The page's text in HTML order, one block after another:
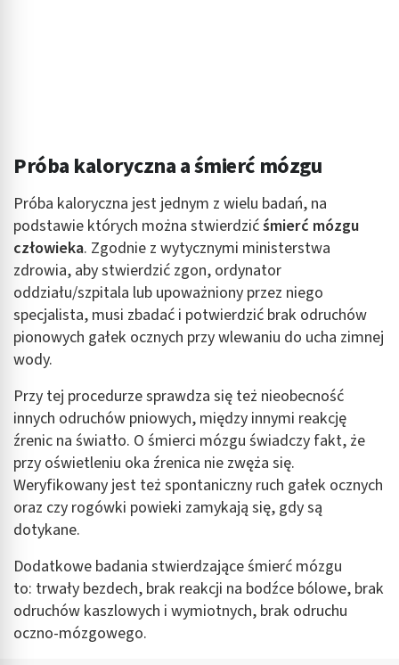
Próba kaloryczna a śmierć mózgu
Próba kaloryczna jest jednym z wielu badań, na
podstawie których można stwierdzićśmierć mózgu
człowieka. Zgodnie z wytycznymi ministerstwa
zdrowia, aby stwierdzić zgon, ordynator
oddziału/szpitala lub upoważniony przez niego
specjalista, musi zbadać i potwierdzić brak odruchów
pionowych gałek ocznych przy wlewaniu do ucha zimnej
wody.
Przy tej procedurze sprawdza się też nieobecność
innych odruchów pniowych, między innymi reakcję
źrenic na światło. O śmierci mózgu świadczy fakt, że
przy oświetleniu oka źrenica nie zwęża się.
Weryfikowany jest też spontaniczny ruch gałek ocznych
oraz czy rogówki powieki zamykają się, gdy są
dotykane.
Dodatkowe badania stwierdzające śmierć mózgu
to: trwały bezdech, brak reakcji na bodźce bólowe, brak
odruchów kaszlowych i wymiotnych, brak odruchu
oczno-mózgowego.